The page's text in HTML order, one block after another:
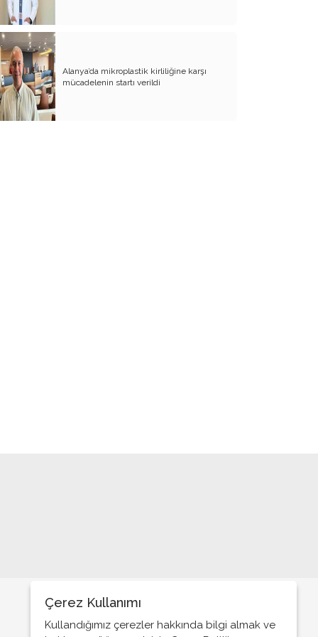
Gazze Filistin Toprağı Olarak Kalacak
Mı?
Pkk Bukalemun Gibi Görünümünü
Değiştirebiliyor
1978 Kahramanmaraş Faciasının
Mağdur ve Mazlumlarından Ökkeş
Şendiller Hakk’a Yürüdü
HAYDUT DEVLET İSRAİL BÖLGEDE
BARIŞI VE İSTİKRARI ENGELLİYOR
Alanya’da mikroplastik kirliliğine karşı
mücadelenin startı verildi
Çerez Kullanımı
Kullandığımız çerezler hakkında bilgi almak ve